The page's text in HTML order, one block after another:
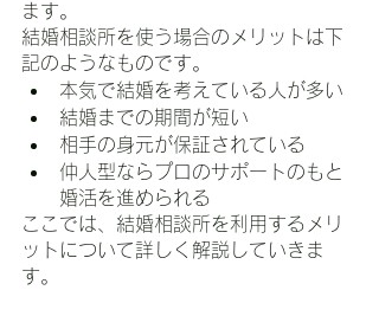
ます。
結婚相談所を使う場合のメリットは下
記のようなものです。
本気で結婚を考えている人が多い
結婚までの期間が短い
相手の身元が保証されている
仲人型ならプロのサポートのもと
婚活を進められる
ここでは、結婚相談所を利用するメリ
ットについて詳しく解説していきま
す。